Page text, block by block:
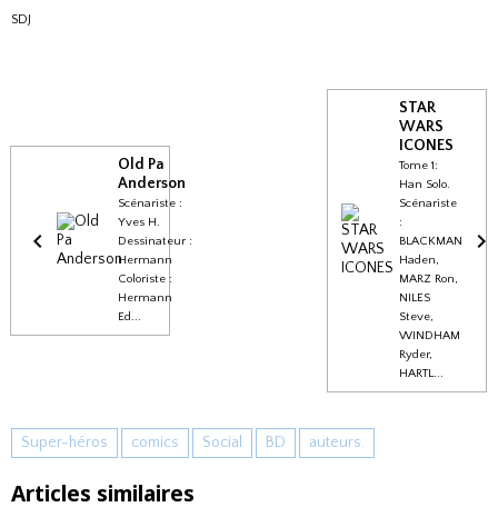
SDJ
Old Pa
Anderson
Scénariste :
Yves H.
Dessinateur :
Hermann
Coloriste :
Hermann
Ed...
STAR
WARS
ICONES
Tome 1:
Han Solo.
Scénariste
:
BLACKMAN
Haden,
MARZ Ron,
NILES
Steve,
WINDHAM
Ryder,
HARTL...
Super-héros comics Social BD auteurs.
Articles similaires